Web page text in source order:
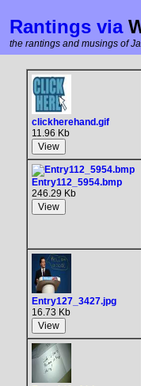
Rantings via
the rantings and musings of
clickherehand.gif
11.96 Kb
Entry112_5954.bmp
246.29 Kb
Entry127_3427.jpg
16.73 Kb